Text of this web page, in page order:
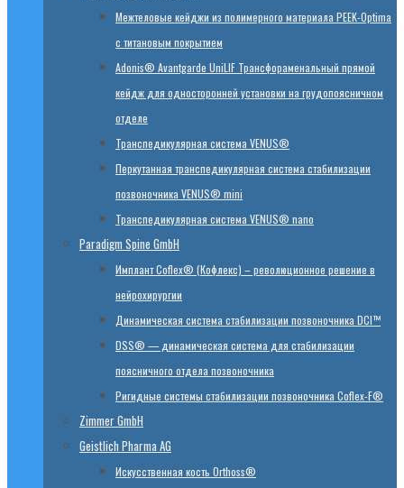
Mежтеловые кейджи из полимерного материала PEEK-Optima
с титановым покрытием
Adonis® Avantgarde UniLIF Трансфораменальный прямой
кейдж для односторонней установки на грудопоясничном
отделе
Транспедикулярная система VENUS®
Перкутанная транспедикулярная система стабилизации
позвоночника VENUS® mini
Транспедикулярная система VENUS® nano
Paradigm Spine GmbH
Имплант Coflex® (Кофлекс) – революционное решение в
нейрохирургии
Динамическая система стабилизации позвоночника DCI™
DSS® — динамическая система для стабилизации
поясничного отдела позвоночника
Ригидные системы стабилизации позвоночника Coflex-F®
Zimmer GmbH
Geistlich Pharma AG
Искусственная кость Orthoss®